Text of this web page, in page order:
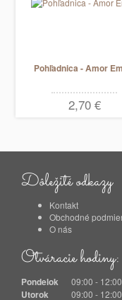
Pohľadnica - Amor
2,70 €
Dôležité odkazy
Kontakt
Obchodné
O nás
Otváracie hodiny:
Pondelok 09:00 -
Utorok 09:00 -